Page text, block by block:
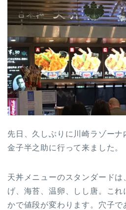
先日、久しぶりに川崎ラゾーナ
金子半之助に行って来ました。
天丼メニューのスタンダード
げ、海苔、温卵、しし唐。これ
かで値段が変わります。穴子